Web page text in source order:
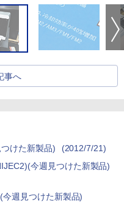
事へ
けた新製品)
(2012/7/21)
今週見つけた新製品)
週見つけた新製品)